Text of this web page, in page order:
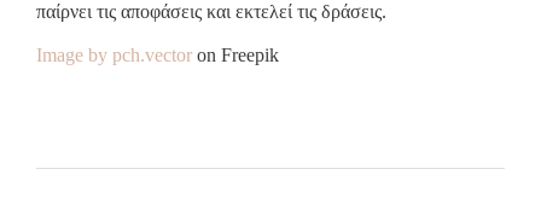
παίρνει τις αποφάσεις και εκτελεί τις δράσεις.
Image by pch.vector on Freepik